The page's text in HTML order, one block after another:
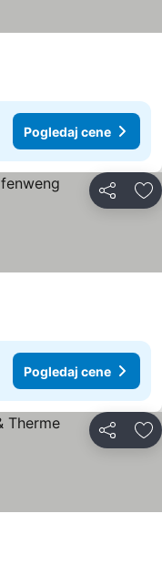
Pogledaj cene
Deli
Pogledaj cene
Deli